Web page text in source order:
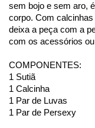
sem bojo e sem aro,
corpo. Com
deixa a peça com a
com os acessórios
COMPONENTES:
1 Sutiã
1 Calcinha
1 Par de Luvas
1 Par de Persexy